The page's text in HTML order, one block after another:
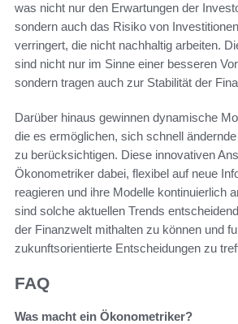
was nicht nur den Erwartungen der
sondern auch das Risiko von
verringert, die nicht nachhaltig arbeiten.
sind nicht nur im Sinne einer besseren
sondern tragen auch zur Stabilität der
Darüber hinaus gewinnen dynamische
die es ermöglichen, sich schnell
zu berücksichtigen. Diese innovativen
Ökonometriker dabei, flexibel auf neue
reagieren und ihre Modelle kontinuierlich
sind solche aktuellen Trends
der Finanzwelt mithalten zu können und
zukunftsorientierte Entscheidungen zu
FAQ
Was macht ein Ökonometriker?